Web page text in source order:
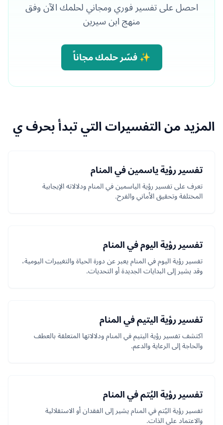
احصل على تفسير فوري ومجاني لحلمك الآن وفق
منهج ابن سيرين
✨ فسّر حلمك مجاناً
المزيد من التفسيرات التي تبدأ بحرف ي
تفسير رؤية ياسمين في المنام
تعرف على تفسير رؤية الياسمين في المنام ودلالاته الإيجابية
المختلفة وتحقيق الأماني والفرح.
تفسير رؤية اليوم في المنام
تفسير رؤية اليوم في المنام يعبر عن دورة الحياة والتغييرات اليومية،
وقد يشير إلى البدايات الجديدة أو التحديات.
تفسير رؤية اليتيم في المنام
اكتشف تفسير رؤية اليتيم في المنام ودلالاتها المتعلقة بالعطف
والحاجة إلى الرعاية والدعم.
تفسير رؤية اليُتم في المنام
تفسير رؤية اليُتم في المنام يشير إلى الفقدان أو الاستقلالية
والاعتماد على الذات.